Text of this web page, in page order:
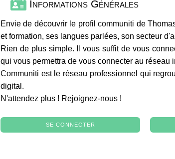
Informations Générales
Envie de découvrir le profilcommuniti de
et formation, ses langues parlées, son secteur
Rien de plus simple. Il vous suffit de vous
qui vous permettra de vous connecter au réseau
Communiti est le réseau professionnel qui
digital.
N'attendez plus ! Rejoignez-nous !
SE CONNECTER